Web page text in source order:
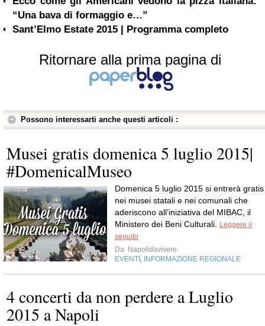
“Una bava di formaggio e…”
Sant’Elmo Estate 2015 | Programma completo
Ritornare alla prima pagina di
Possono interessarti anche questi articoli :
Musei gratis domenica 5 luglio 2015|
#DomenicalMuseo
Domenica 5 luglio 2015 si entrerà gratis
nei musei statali e nei comunali che
aderiscono all’iniziativa del MIBAC, il
Ministero dei Beni Culturali.
Leggere il
seguito
Da Napolidavivere
EVENTI INFORMAZIONE REGIONALE
4 concerti da non perdere a Luglio
2015 a Napoli